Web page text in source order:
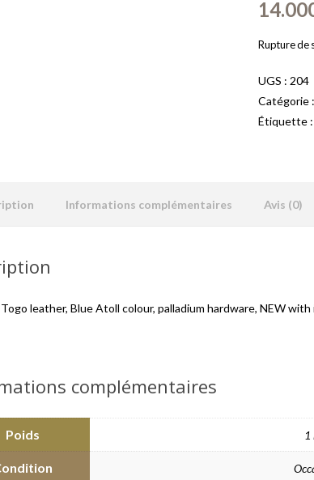
Rupture de
UGS : 204
Catégorie
Étiquette
Informations complémentaires Avis (0)
leather, Blue Atoll colour, palladium hardware, NEW with
complémentaires
Poids 1